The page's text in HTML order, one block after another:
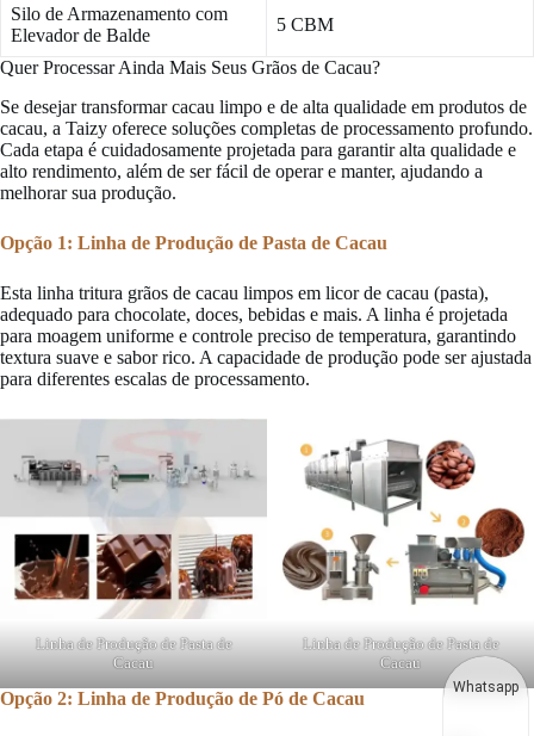
Silo de Armazenamento com
Elevador de Balde
5 CBM
Quer Processar Ainda Mais Seus Grãos de Cacau?
Se desejar transformar cacau limpo e de alta qualidade em produtos de
cacau, a Taizy oferece soluções completas de processamento profundo.
Cada etapa é cuidadosamente projetada para garantir alta qualidade e
alto rendimento, além de ser fácil de operar e manter, ajudando a
melhorar sua produção.
Opção 1: Linha de Produção de Pasta de Cacau
Esta linha tritura grãos de cacau limpos em licor de cacau (pasta),
adequado para chocolate, doces, bebidas e mais. A linha é projetada
para moagem uniforme e controle preciso de temperatura, garantindo
textura suave e sabor rico. A capacidade de produção pode ser ajustada
para diferentes escalas de processamento.
Linha de Produção de Pasta de
Cacau
Linha de Produção de Pasta de
Cacau
Opção 2: Linha de Produção de Pó de Cacau
Whatsapp